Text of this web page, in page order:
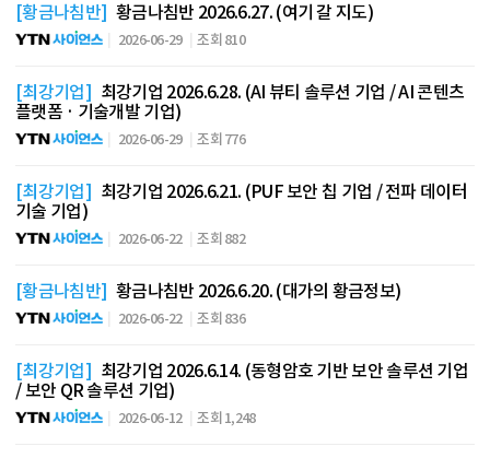
[황금나침반] 황금나침반 2026.6.27. (여기 갈 지도)
2026-06-29 조회 810
[최강기업] 최강기업 2026.6.28. (AI 뷰티 솔루션 기업 / AI 콘텐츠
플랫폼 · 기술개발 기업)
2026-06-29 조회 776
[최강기업] 최강기업 2026.6.21. (PUF 보안 칩 기업 / 전파 데이터
기술 기업)
2026-06-22 조회 882
[황금나침반] 황금나침반 2026.6.20. (대가의 황금정보)
2026-06-22 조회 836
[최강기업] 최강기업 2026.6.14. (동형암호 기반 보안 솔루션 기업
/ 보안 QR 솔루션 기업)
2026-06-12 조회 1,248